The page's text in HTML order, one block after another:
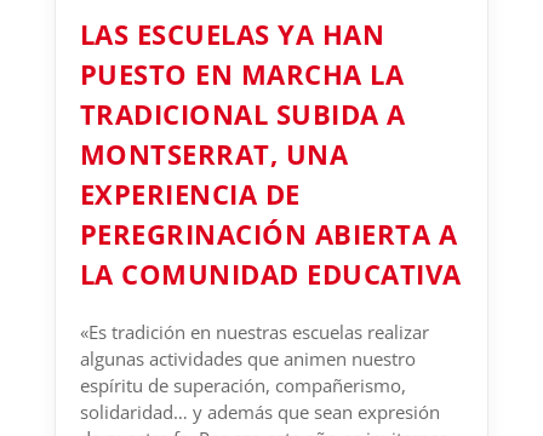
LAS ESCUELAS YA HAN
PUESTO EN MARCHA LA
TRADICIONAL SUBIDA A
MONTSERRAT, UNA
EXPERIENCIA DE
PEREGRINACIÓN ABIERTA A
LA COMUNIDAD EDUCATIVA
«Es tradición en nuestras escuelas realizar
algunas actividades que animen nuestro
espíritu de superación, compañerismo,
solidaridad… y además que sean expresión